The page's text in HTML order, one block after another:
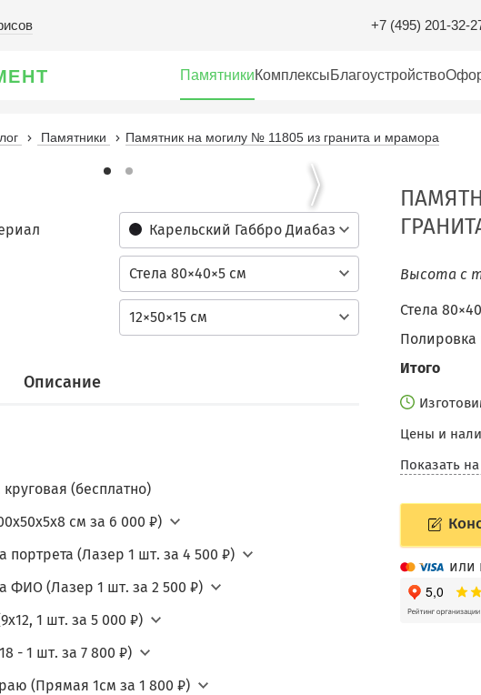
+7 (495) 201-32-
ПамятникиКомплексыБлагоустройство
Памятники Памятник на могилу № 11805 из гранита и мрамора
Карельский Габбро Диабаз
Стела 80×40×5 см
12×50×15 см
Описание
(бесплатно)
см за 6 000 ₽)
портрета (Лазер 1 шт. за 4 500 ₽)
ФИО (Лазер 1 шт. за 2 500 ₽)
1 шт. за 5 000 ₽)
- 1 шт. за 7 800 ₽)
(Прямая 1см за 1 800 ₽)
Высота с
Стела
Полировка
Итого
Цены и
Показать
или